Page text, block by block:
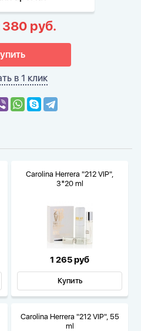
380 руб.
в 1 клик
Carolina Herrera "212 VIP",
3*20 ml
1 265 руб
Купить
Carolina Herrera "212 VIP", 55
ml